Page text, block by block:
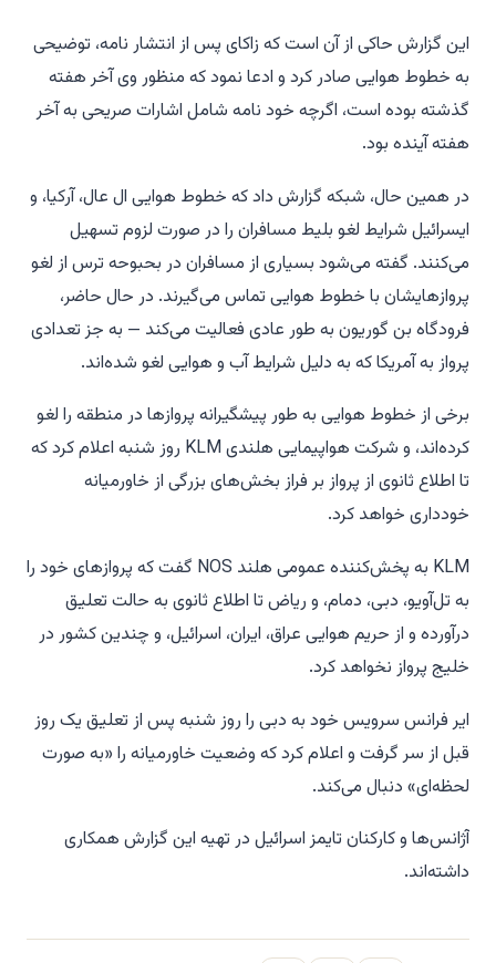
این گزارش حاکی از آن است که زاکای پس از انتشار نامه، توضیحی
به خطوط هوایی صادر کرد و ادعا نمود که منظور وی آخر هفته
گذشته بوده است، اگرچه خود نامه شامل اشارات صریحی به آخر
هفته آینده بود.
در همین حال، شبکه گزارش داد که خطوط هوایی ال عال، آرکیا، و
ایسرائیل شرایط لغو بلیط مسافران را در صورت لزوم تسهیل
می‌کنند. گفته می‌شود بسیاری از مسافران در بحبوحه ترس از لغو
پروازهایشان با خطوط هوایی تماس می‌گیرند. در حال حاضر،
فرودگاه بن گوریون به طور عادی فعالیت می‌کند — به جز تعدادی
پرواز به آمریکا که به دلیل شرایط آب و هوایی لغو شده‌اند.
برخی از خطوط هوایی به طور پیشگیرانه پروازها در منطقه را لغو
کرده‌اند، و شرکت هواپیمایی هلندی KLM روز شنبه اعلام کرد که
تا اطلاع ثانوی از پرواز بر فراز بخش‌های بزرگی از خاورمیانه
خودداری خواهد کرد.
KLM به پخش‌کننده عمومی هلند NOS گفت که پروازهای خود را
به تل‌آویو، دبی، دمام، و ریاض تا اطلاع ثانوی به حالت تعلیق
درآورده و از حریم هوایی عراق، ایران، اسرائیل، و چندین کشور در
خلیج پرواز نخواهد کرد.
ایر فرانس سرویس خود به دبی را روز شنبه پس از تعلیق یک روز
قبل از سر گرفت و اعلام کرد که وضعیت خاورمیانه را «به صورت
لحظه‌ای» دنبال می‌کند.
آژانس‌ها و کارکنان تایمز اسرائیل در تهیه این گزارش همکاری
داشته‌اند.